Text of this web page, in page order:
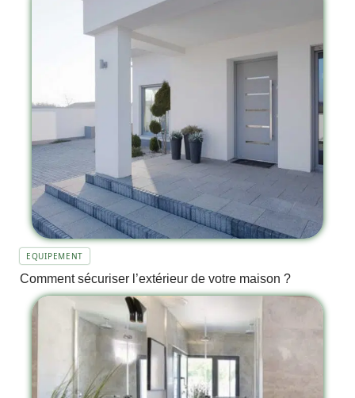
EQUIPEMENT
Comment sécuriser l’extérieur de votre maison ?